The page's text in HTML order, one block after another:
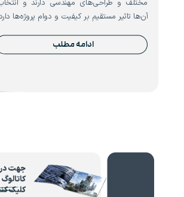
مختلف و طراحی‌های مهندسی دارند و
آن‌ها تاثیر مستقیم بر کیفیت و دوام پروژه‌ها
ادامه مطلب
جهت
کاتالوگ
کلیک